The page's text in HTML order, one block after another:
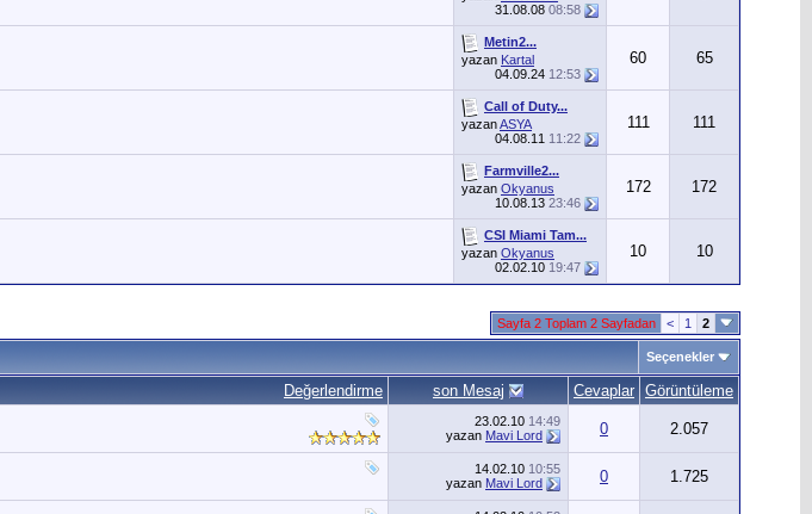
31.08.08 08:58
Metin2...
yazan Kartal
04.09.24 12:53
60 65
Call of Duty...
yazanASYA
04.08.11 11:22
111 111
Farmville2...
yazan Okyanus
10.08.13 23:46
172 172
CSI Miami Tam...
yazan Okyanus
02.02.10 19:47
10 10
Sayfa 2 Toplam 2 Sayfadan < 1 2
Seçenekler
Değerlendirme son Mesaj Cevaplar Görüntüleme
23.02.10 14:49
yazan Mavi Lord 0 2.057
14.02.10 10:55
yazan Mavi Lord 0 1.725